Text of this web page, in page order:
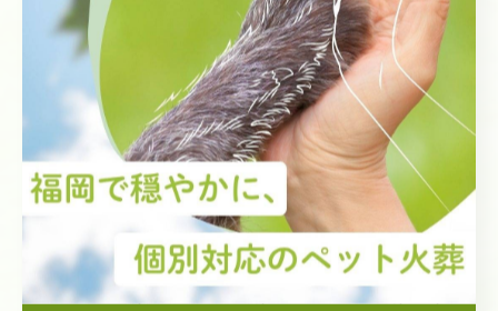
福岡で不安に寄り添う出張火葬
福岡で想いを包む丁寧なご供養
福岡で感謝の気持ちを伝える葬儀
--------------------------------------------------------------------
愛犬のペット火葬 愛猫のペット火葬 小動物のペット火葬